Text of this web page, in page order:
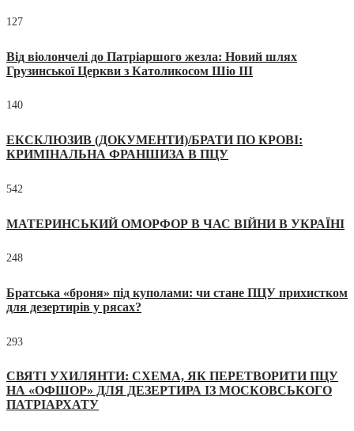
127
Від віолончелі до Патріаршого жезла: Новий шлях
Грузинської Церкви з Католикосом Шіо III
140
ЕКСКЛЮЗИВ (ДОКУМЕНТИ)/БРАТИ ПО КРОВІ:
КРИМІНАЛЬНА ФРАНШИЗА В ПЦУ
542
МАТЕРИНСЬКИЙ ОМОРФОР В ЧАС ВІЙНИ В УКРАЇНІ
248
Братська «броня» під куполами: чи стане ПЦУ прихистком
для дезертирів у рясах?
293
СВЯТІ УХИЛЯНТИ: СХЕМА, ЯК ПЕРЕТВОРИТИ ПЦУ
НА «ОФШОР» ДЛЯ ДЕЗЕРТИРА ІЗ МОСКОВСЬКОГО
ПАТРІАРХАТУ